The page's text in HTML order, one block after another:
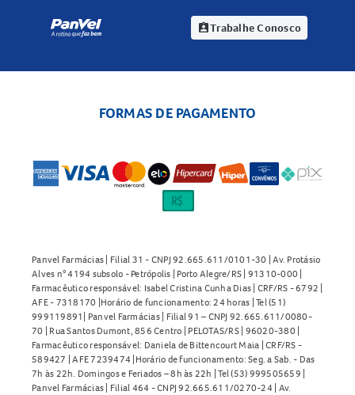
assignment_indTrabalhe Conosco
FORMAS DE PAGAMENTO
Panvel Farmácias | Filial 31 - CNPJ 92.665.611/0101-30 | Av. Protásio
Alves n° 4194 subsolo - Petrópolis | Porto Alegre/RS | 91310-000 |
Farmacêutico responsável: Isabel Cristina Cunha Dias | CRF/RS - 6792 |
AFE - 7318170 |Horário de funcionamento: 24 horas | Tel (51)
999119891| Panvel Farmácias | Filial 91 – CNPJ 92.665.611/0080-
70 | Rua Santos Dumont, 856 Centro | PELOTAS/RS | 96020-380 |
Farmacêutico responsável: Daniela de Bittencourt Maia | CRF/RS -
589427 | AFE 7239474 |Horário de funcionamento: Seg. a Sab. - Das
7h às 22h. Domingos e Feriados – 8h às 22h | Tel (53) 999505659 |
Panvel Farmácias | Filial 464 - CNPJ 92.665.611/0270-24 | Av.